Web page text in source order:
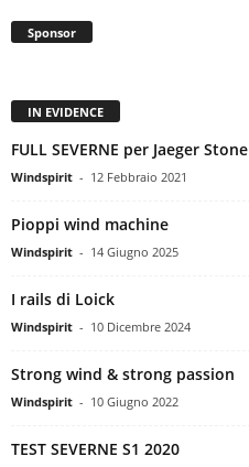
Sponsor
IN EVIDENCE
FULL SEVERNE per Jaeger Stone
Windspirit - 12 Febbraio 2021
Pioppi wind machine
Windspirit - 14 Giugno 2025
I rails di Loick
Windspirit - 10 Dicembre 2024
Strong wind & strong passion
Windspirit - 10 Giugno 2022
TEST SEVERNE S1 2020